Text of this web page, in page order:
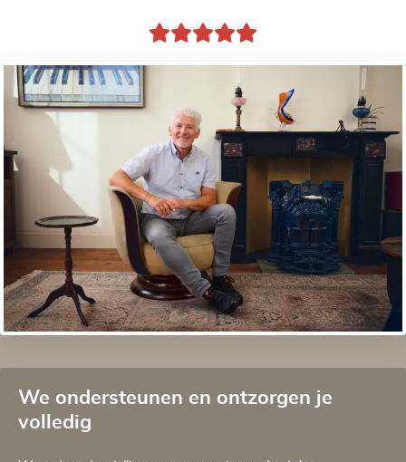
We ondersteunen en ontzorgen je
volledig